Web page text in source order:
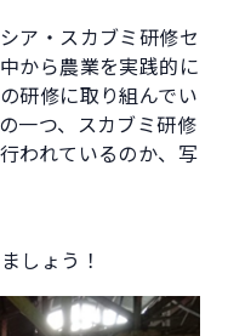
ア・スカブミ研修セ
から農業を実践的に
研修に取り組んでい
一つ、スカブミ研修
われているのか、写
しょう！